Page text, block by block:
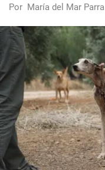
Por María del Mar Parra